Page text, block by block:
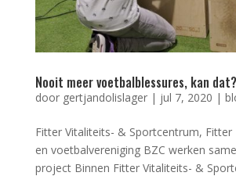
Nooit meer voetbalblessures, kan dat?
door gertjandolislager| jul 7, 2020 |
Fitter Vitaliteits- & Sportcentrum, Fitter
en voetbalvereniging BZC werken
project Binnen Fitter Vitaliteits- &